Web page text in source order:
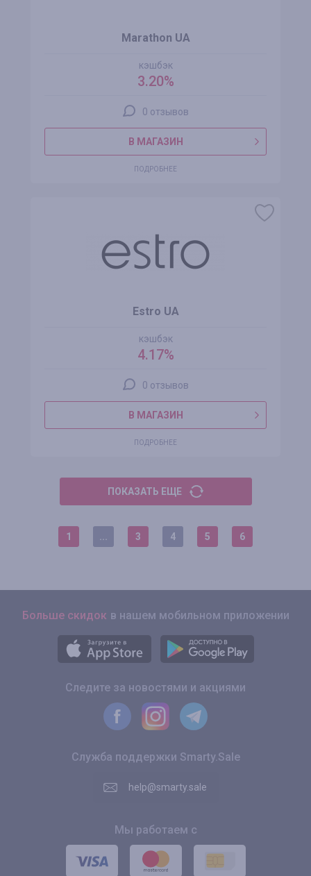
Marathon UA
кэшбэк
3.20%
0 отзывов
В МАГАЗИН
ПОДРОБНЕЕ
Estro UA
кэшбэк
4.17%
0 отзывов
В МАГАЗИН
ПОДРОБНЕЕ
ПОКАЗАТЬ ЕЩЕ
1 3 4 5 6
Больше скидок в нашем мобильном приложении
Следите за новостями и акциями
Служба поддержки Smarty.Sale
help@smarty.sale
Мы работаем с